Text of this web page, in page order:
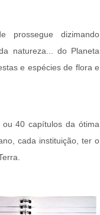
prossegue dizimando
natureza... do Planeta
e espécies de flora e
40 capítulos da ótima
cada instituição, ter o